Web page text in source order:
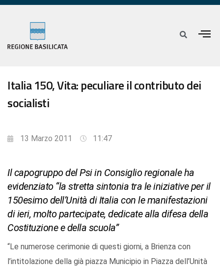
Italia 150, Vita: peculiare il contributo dei
socialisti
13 Marzo 2011 11:47
Il capogruppo del Psi in Consiglio regionale ha
evidenziato “la stretta sintonia tra le iniziative per il
150esimo dell’Unità di Italia con le manifestazioni
di ieri, molto partecipate, dedicate alla difesa della
Costituzione e della scuola”
“Le numerose cerimonie di questi giorni, a Brienza con
l’intitolazione della già piazza Municipio in Piazza dell’Unità